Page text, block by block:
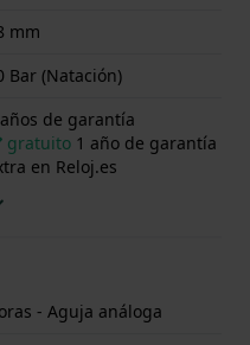
mm
Bar (Natación)
de garantía
gratuito 1 año de garantía
en Reloj.es
- Aguja análoga